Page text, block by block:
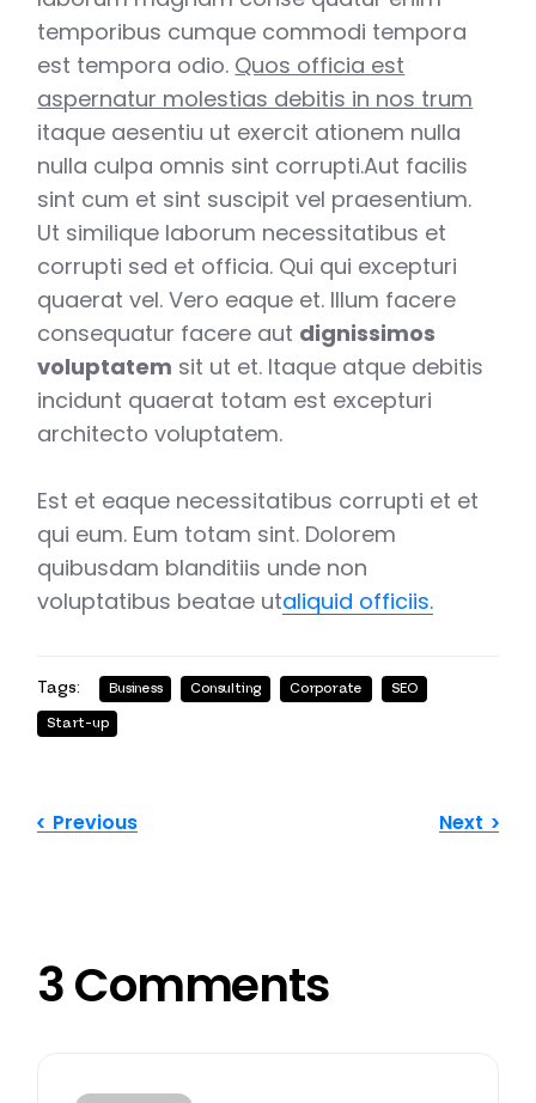
temporibus cumque commodi tempora
est tempora odio. Quos officia est
aspernatur molestias debitis in nos trum
itaque aesentiu ut exercit ationem nulla
nulla culpa omnis sint corrupti.Aut facilis
sint cum et sint suscipit vel praesentium.
Ut similique laborum necessitatibus et
corrupti sed et officia. Qui qui excepturi
quaerat vel. Vero eaque et. Illum facere
consequatur facere aut dignissimos
voluptatem sit ut et. Itaque atque debitis
incidunt quaerat totam est excepturi
architecto voluptatem.
Est et eaque necessitatibus corrupti et et
qui eum. Eum totam sint. Dolorem
quibusdam blanditiis unde non
voluptatibus beatae utaliquid officiis.
Tags: Business Consulting Corporate SEO
Start-up
Previous Next
3 Comments